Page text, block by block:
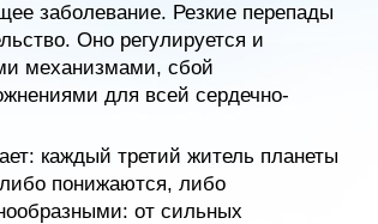
заболевание. Резкие перепады
Оно регулируется и
механизмами, сбой
для всей сердечно-
каждый третий житель планеты
понижаются, либо
от сильных